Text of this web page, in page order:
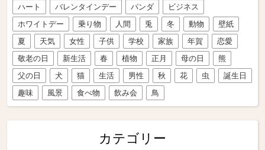
ハート
バレンタインデー パンダ
ビジネス
ホワイトデー
乗り物 人間 兎 冬 動物
壁紙
夏
天気 女性 子供 学校 家族 年賀
恋愛
敬老の日
新生活 春 植物 正月 母の日
熊
父の日
犬 猫 生活 男性 秋 花 虫
誕生日
趣味
風景 食べ物 飲み会 鳥
カテゴリー